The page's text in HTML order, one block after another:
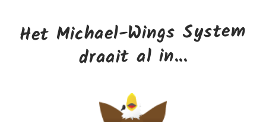
Het Michael-Wings System
draait al in...